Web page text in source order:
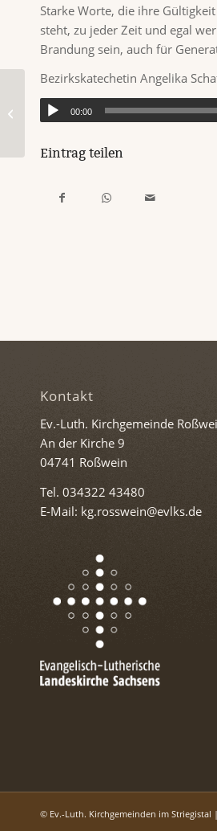
Starke Worte, die ihre
steht, zu jeder Zeit und egal
Brandung sein, auch für
Bezirkskatechetin Angelika
00:00
Eintrag teilen
Kontakt
Ev.-Luth. Kirchgemeinde
An der Kirche 9
04741 Roßwein
Tel. 034322 43480
E-Mail: kg.rosswein@evlks.de
© Ev.-Luth. Kirchgemeinden im Striegistal
Impuls für Samstag, 16. Dezember
2023